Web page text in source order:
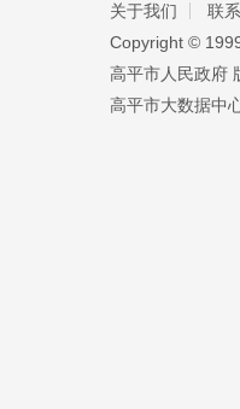
关于我们
联
Copyright ©️
高平市人民政府
高平市大数据